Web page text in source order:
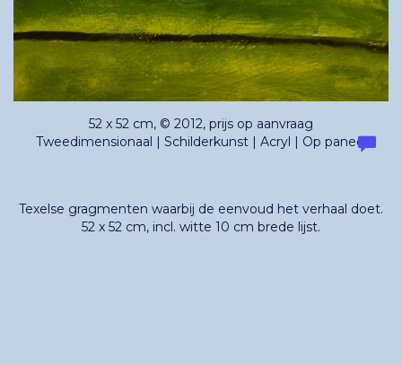
52 x 52 cm, © 2012, prijs op aanvraag
Tweedimensionaal | Schilderkunst | Acryl | Op paneel
Texelse gragmenten waarbij de eenvoud het verhaal doet.
52 x 52 cm, incl. witte 10 cm brede lijst.